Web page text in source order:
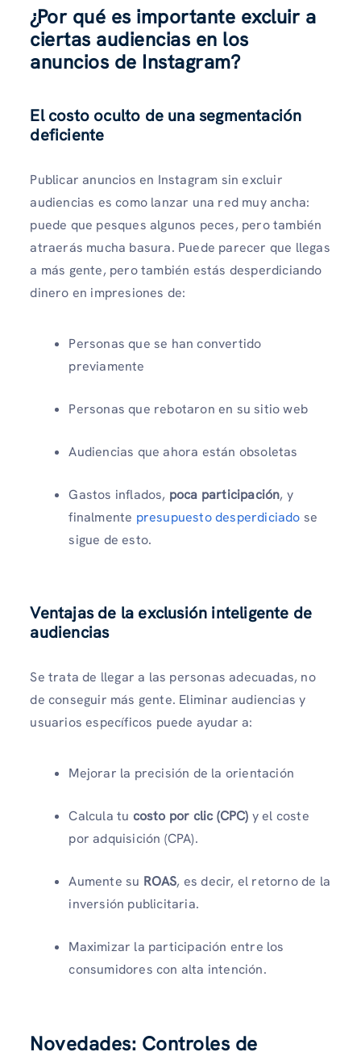
¿Por qué es importante excluir a
ciertas audiencias en los
anuncios de Instagram?
El costo oculto de una segmentación
deficiente
Publicar anuncios en Instagram sin excluir
audiencias es como lanzar una red muy ancha:
puede que pesques algunos peces, pero también
atraerás mucha basura. Puede parecer que llegas
a más gente, pero también estás desperdiciando
dinero en impresiones de:
Personas que se han convertido
previamente
Personas que rebotaron en su sitio web
Audiencias que ahora están obsoletas
Gastos inflados, poca participación, y
finalmente presupuesto desperdiciado se
sigue de esto.
Ventajas de la exclusión inteligente de
audiencias
Se trata de llegar a las personas adecuadas, no
de conseguir más gente. Eliminar audiencias y
usuarios específicos puede ayudar a:
Mejorar la precisión de la orientación
Calcula tu costo por clic (CPC) y el coste
por adquisición (CPA).
Aumente su ROAS, es decir, el retorno de la
inversión publicitaria.
Maximizar la participación entre los
consumidores con alta intención.
Novedades: Controles de